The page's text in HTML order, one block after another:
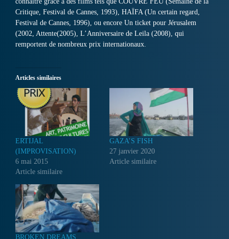
Critique, Festival de Cannes, 1993), HAÏFA (Un certain regard,
Festival de Cannes, 1996), ou encore Un ticket pour Jérusalem
(2002, Attente(2005), L’Anniversaire de Leila (2008), qui
remportent de nombreux prix internationaux.
Articles similaires
ERTIJAL
(IMPROVISATION)
6 mai 2015
Article similaire
GAZA’S FISH
27 janvier 2020
Article similaire
BROKEN DREAMS